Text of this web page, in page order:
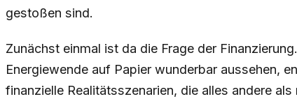
gestoßen sind.
Zunächst einmal ist da die Frage der
Energiewende auf Papier wunderbar aussehen,
finanzielle Realitätsszenarien, die alles andere